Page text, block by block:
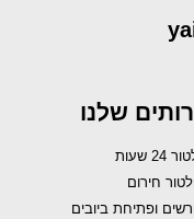
שלנו
שעות
חירום
ופתיחת ביובים